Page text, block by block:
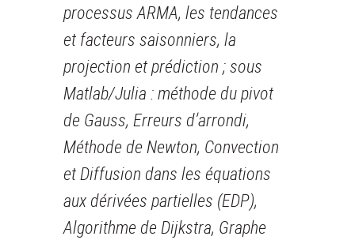
processus ARMA, les tendances
et facteurs saisonniers, la
projection et prédiction ; sous
Matlab/Julia : méthode du pivot
de Gauss, Erreurs d’arrondi,
Méthode de Newton, Convection
et Diffusion dans les équations
aux dérivées partielles (EDP),
Algorithme de Dijkstra, Graphe